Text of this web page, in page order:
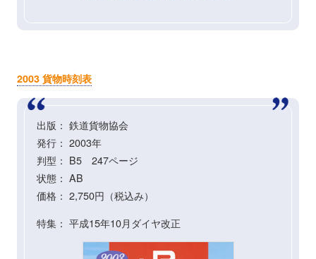
2003 貨物時刻表
出版： 鉄道貨物協会
発行： 2003年
判型： B5 247ページ
状態： AB
価格： 2,750円（税込み）
特集： 平成15年10月ダイヤ改正